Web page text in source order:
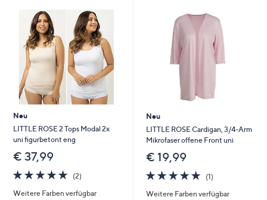
Neu
LITTLE ROSE 2 Tops Modal 2x
uni figurbetont eng
€ 37,99
5.0
von
5
(2)2
Weitere Farben verfügbar
Neu
LITTLE ROSE Cardigan, 3/4-Arm
Mikrofaser offene Front uni
€ 19,99
5.0
von
5
(1)1
Weitere Farben verfügbar